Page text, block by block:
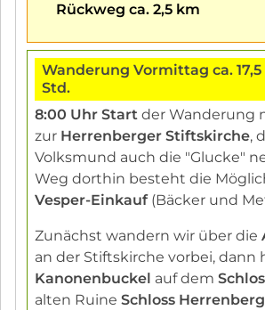
Rückweg ca. 2,5 km
Wanderung Vormittag ca.
Std.
8:00 Uhr Start der Wanderung
zur Herrenberger Stiftskirche,
Volksmund auch die "Glucke"
Weg dorthin besteht die
Vesper-Einkauf(Bäcker und
Zunächst wandern wir über die
an der Stiftskirche vorbei, dann
Kanonenbuckel auf dem
alten Ruine Schloss Herrenberg